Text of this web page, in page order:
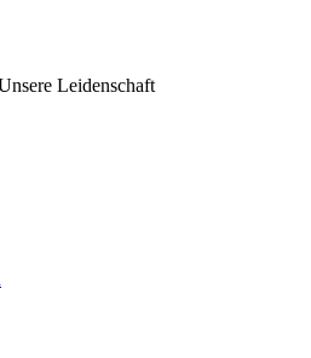
Leidenschaft